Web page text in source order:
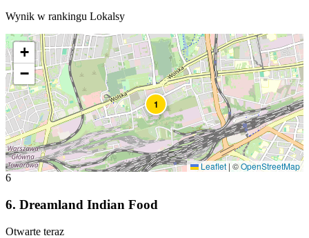
Wynik w rankingu Lokalsy
1
+
−
Leaflet | ©OpenStreetMap
6
6. Dreamland Indian Food
Otwarte teraz